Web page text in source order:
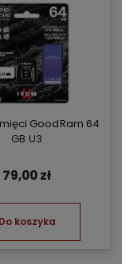
GoodRam 64
GB U3
79,00 zł
Do koszyka